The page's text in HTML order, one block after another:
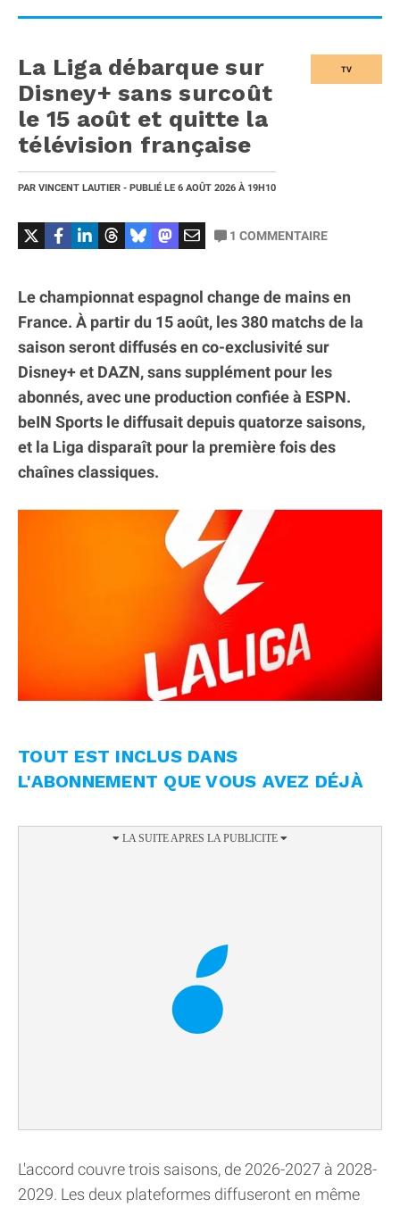
TV
La Liga débarque sur
Disney+ sans surcoût
le 15 août et quitte la
télévision française
PAR VINCENT LAUTIER - PUBLIÉ LE 6 AOÛT 2026 À 19H10
1 COMMENTAIRE
Le championnat espagnol change de mains en
France. À partir du 15 août, les 380 matchs de la
saison seront diffusés en co-exclusivité sur
Disney+ et DAZN, sans supplément pour les
abonnés, avec une production confiée à ESPN.
beIN Sports le diffusait depuis quatorze saisons,
et la Liga disparaît pour la première fois des
chaînes classiques.
TOUT EST INCLUS DANS
L'ABONNEMENT QUE VOUS AVEZ DÉJÀ
L'accord couvre trois saisons, de 2026-2027 à 2028-
2029. Les deux plateformes diffuseront en même